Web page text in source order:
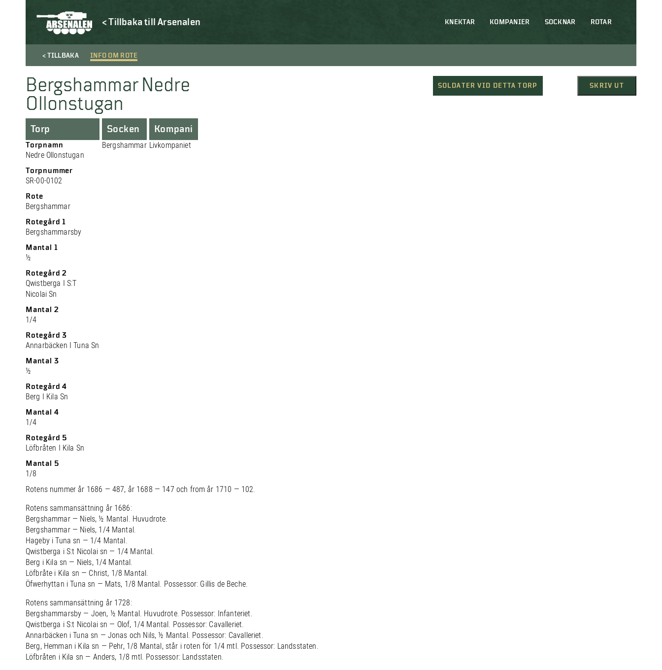
< Tillbaka till Arsenalen KNEKTAR KOMPANIER SOCKNAR ROTAR
< TILLBAKA INFO OM ROTE
Bergshammar Nedre
Ollonstugan
SOLDATER VID DETTA TORP SKRIV UT
Torp
Torpnamn
Nedre Ollonstugan
Torpnummer
SR-00-0102
Rote
Bergshammar
Rotegård 1
Bergshammarsby
Mantal 1
½
Rotegård 2
Qwistberga I S:T
Nicolai Sn
Mantal 2
1/4
Rotegård 3
Annarbäcken I Tuna Sn
Mantal 3
½
Rotegård 4
Berg I Kila Sn
Mantal 4
1/4
Rotegård 5
Löfbråten I Kila Sn
Mantal 5
1/8
Socken
Bergshammar
Kompani
Livkompaniet
Rotens nummer år 1686 — 487, år 1688 — 147 och from år 1710 — 102.
Rotens sammansättning år 1686:
Bergshammar — Niels, ½ Mantal. Huvudrote.
Bergshammar — Niels, 1/4 Mantal.
Hageby i Tuna sn — 1/4 Mantal.
Qwistberga i S:t Nicolai sn — 1/4 Mantal.
Berg i Kila sn — Niels, 1/4 Mantal.
Löfbråte i Kila sn — Christ, 1/8 Mantal.
Öfwerhyttan i Tuna sn — Mats, 1/8 Mantal. Possessor: Gillis de Beche.
Rotens sammansättning år 1728:
Bergshammarsby — Joen, ½ Mantal. Huvudrote. Possessor: Infanteriet.
Qwistberga i S:t Nicolai sn — Olof, 1/4 Mantal. Possessor: Cavalleriet.
Annarbäcken i Tuna sn — Jonas och Nils, ½ Mantal. Possessor: Cavalleriet.
Berg, Hemman i Kila sn — Pehr, 1/8 Mantal, står i roten för 1/4 mtl. Possessor: Landsstaten.
Löfbråten i Kila sn — Anders, 1/8 mtl. Possessor: Landsstaten.